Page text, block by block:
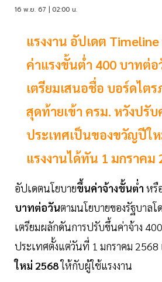
16 พ.ย. 67 | 02:00 น.
แรงงาน อัปเดต
ค่าแรงขั้นต่ำ 400 บาทต่
เตรียมเสนอชื่อ บอร์ดไต
สุดท้ายเข้า ครม. หวังปรั
ประเทศเป็นของขวัญปีใ
แรงงานได้ทัน 1 มกราคม
อัปเดตนโยบายขึ้นค่าจ้างขั้นต่ำ หรื
บาทต่อวันตามนโยบายของรัฐบาลโ
เตรียมผลักดันการปรับขึ้นค่าจ้าง
ประเทศตั้งแต่วันที่ 1 มกราคม
ใหม่ 2568ให้กับผู้ใช้แรงงาน